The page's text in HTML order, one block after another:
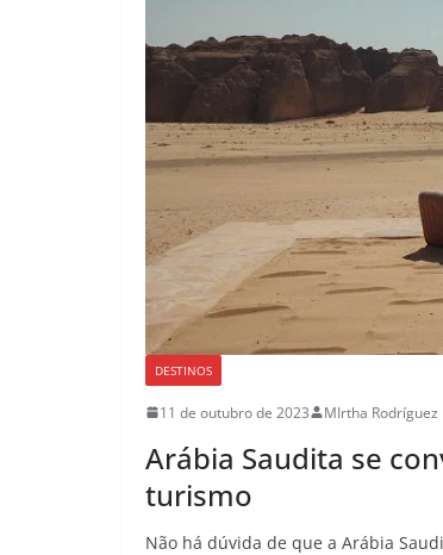
DESTINOS
11 de outubro de 2023 MIrtha Rodríguez
Arábia Saudita se
turismo
Não há dúvida de que a Arábia